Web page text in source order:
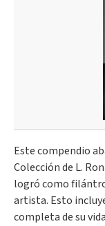
Este compendio
Colección de L.
logró como
artista. Esto
completa de su